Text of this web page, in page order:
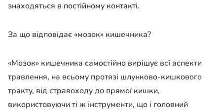
знаходяться в постійному контакті.
За що відповідає «мозок» кишечника?
«Мозок» кишечника самостійно вирішує всі аспекти
травлення, на всьому протязі шлунково-кишкового
тракту, від стравоходу до прямої кишки,
використовуючи ті ж інструменти, що і головний